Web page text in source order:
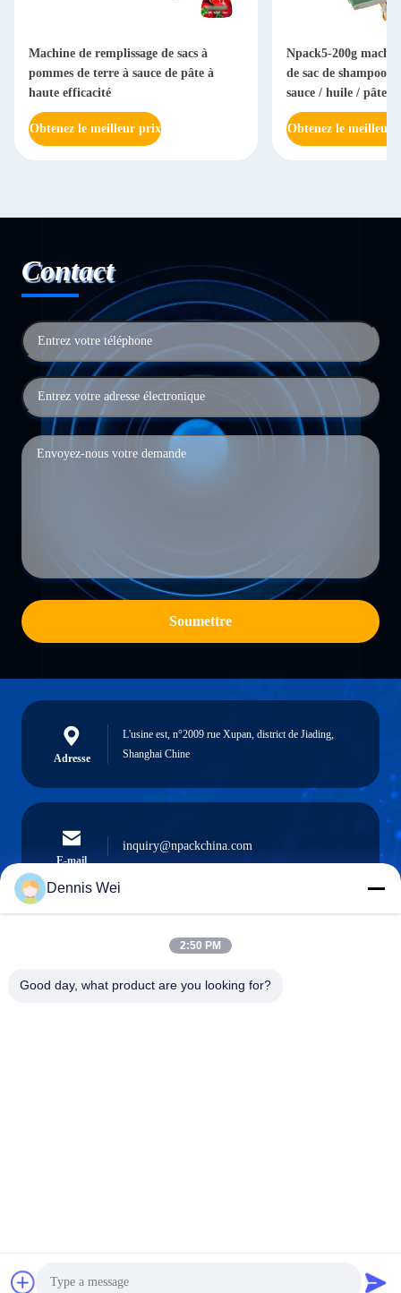
Obtenez le meilleur prix
Machine de remplissage de sacs à
pommes de terre à sauce de pâte à
haute efficacité
Obtenez le meilleur prix
Npack5-200g
de sac de
sauce / huile / pâte
automatique
Obtenez le meilleur
Contact
Soumettre
Adresse
L'usine est, n°2009 rue Xupan, district de Jiading,
Shanghai Chine
E-mail
inquiry@npackchina.com
0086-21-66035560
Dennis Wei
2:50 PM
Good day, what product are you looking for?